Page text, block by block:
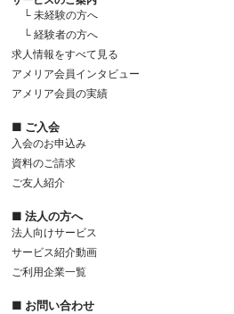
└ 未経験の方へ
└ 経験者の方へ
求人情報をすべて見る
アメリア会員インタビュー
アメリア会員の実績
■ ご入会
入会のお申込み
資料のご請求
ご友人紹介
■ 法人の方へ
法人向けサービス
サービス紹介動画
ご利用企業一覧
■ お問い合わせ